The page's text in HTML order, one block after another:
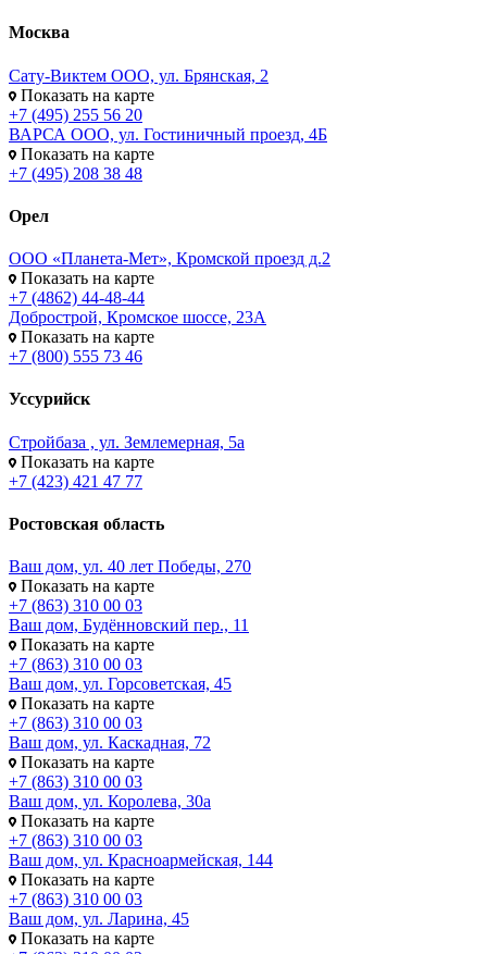
Москва
Сату-Виктем ООО, ул. Брянская, 2
Показать на карте
+7 (495) 255 56 20
ВАРСА ООО, ул. Гостиничный проезд, 4Б
Показать на карте
+7 (495) 208 38 48
Орел
ООО «Планета-Мет», Кромской проезд д.2
Показать на карте
+7 (4862) 44-48-44
Добрострой, Кромское шоссе, 23А
Показать на карте
+7 (800) 555 73 46
Уссурийск
Стройбаза , ул. Землемерная, 5а
Показать на карте
+7 (423) 421 47 77
Ростовская область
Ваш дом, ул. 40 лет Победы, 270
Показать на карте
+7 (863) 310 00 03
Ваш дом, Будённовский пер., 11
Показать на карте
+7 (863) 310 00 03
Ваш дом, ул. Горсоветская, 45
Показать на карте
+7 (863) 310 00 03
Ваш дом, ул. Каскадная, 72
Показать на карте
+7 (863) 310 00 03
Ваш дом, ул. Королева, 30а
Показать на карте
+7 (863) 310 00 03
Ваш дом, ул. Красноармейская, 144
Показать на карте
+7 (863) 310 00 03
Ваш дом, ул. Ларина, 45
Показать на карте